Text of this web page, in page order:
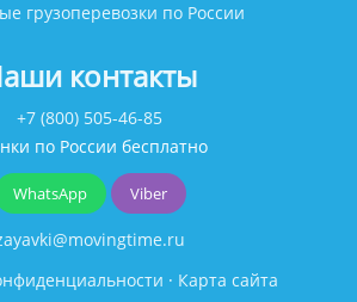
грузоперевозки по России
контакты
+7 (800) 505-46-85
по России бесплатно
WhatsApp Viber
· Карта сайта